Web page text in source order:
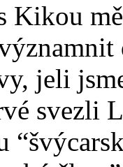
Kikou
jeli
svezli